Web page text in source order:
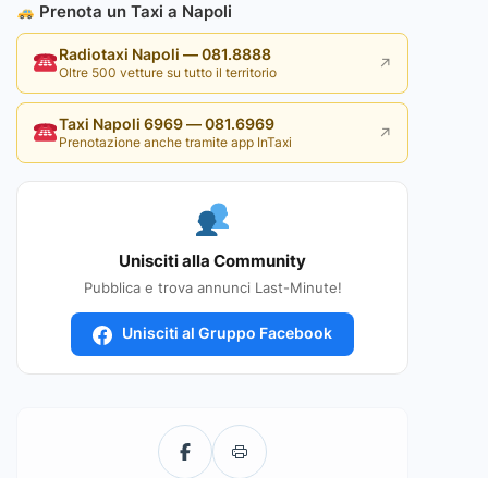
Prenota un Taxi a Napoli
Radiotaxi Napoli — 081.8888
Oltre 500 vetture su tutto il territorio ↗
Taxi Napoli 6969 — 081.6969
Prenotazione anche tramite app InTaxi ↗
Unisciti alla Community
Pubblica e trova annunci Last-Minute!
Unisciti al Gruppo Facebook